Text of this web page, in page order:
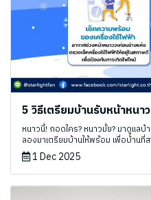
5 วิธีเตรียมบ้านรับหน้าหนา
หนาวนี้! กอดใคร? หนาวมั้ย? มาดูแล
ลองมาเตรียมบ้านให้พร้อม เพื่อบ้าน
1 Dec 2025